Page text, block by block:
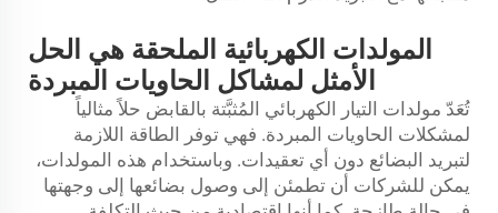
المولدات الكهربائية الملحقة هي الحل
الأمثل لمشاكل الحاويات المبردة
تُعَدّ مولدات التيار الكهربائي المُثبَّتة بالقابض حلاً مثالياً
لمشكلات الحاويات المبردة. فهي توفر الطاقة اللازمة
لتبريد البضائع دون أي تعقيدات. وباستخدام هذه المولدات،
يمكن للشركات أن تطمئن إلى وصول بضائعها إلى وجهتها